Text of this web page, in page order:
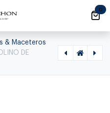
0
& Maceteros
DE